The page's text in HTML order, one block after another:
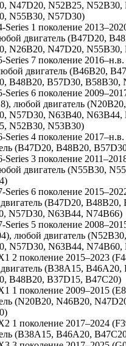
N47D20, N52B25, N52B30,
N55B30, N57D30)
Series 1 поколение
двигатель (B47D20,
N26B20, N47D20, N55B30,
Series 7 поколение
двигатель (B46B20,
B48B20, B57D30, B58B30,
Series 6 поколение
любой двигатель
N57D30, N63B40, N63B44,
N52B30, N53B30)
Series 4 поколение
(B47D20, B48B20,
Series 3 поколение
двигатель (N55B30,
Series 6 поколение
(B47D20, B48B20,
N57D30, N63B44, N74B66)
Series 5 поколение
любой двигатель
N57D30, N63B44, N74B60,
2 поколение 2015–2023
(B38A15, B46A20,
B48B20, B37D15, B47C20)
1 поколение 2009–2015
(N20B20, N46B20,
1 поколение 2017–2024
(B38A15, B46A20,